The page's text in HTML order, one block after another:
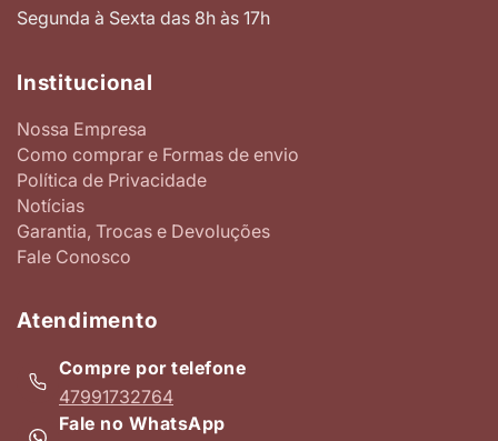
Segunda à Sexta das 8h às 17h
Institucional
Nossa Empresa
Como comprar e Formas de envio
Política de Privacidade
Notícias
Garantia, Trocas e Devoluções
Fale Conosco
Atendimento
Compre por telefone
47991732764
Fale no WhatsApp